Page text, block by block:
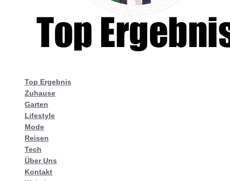
Top Ergebnis
Zuhause
Garten
Lifestyle
Mode
Reisen
Tech
Über Uns
Kontakt